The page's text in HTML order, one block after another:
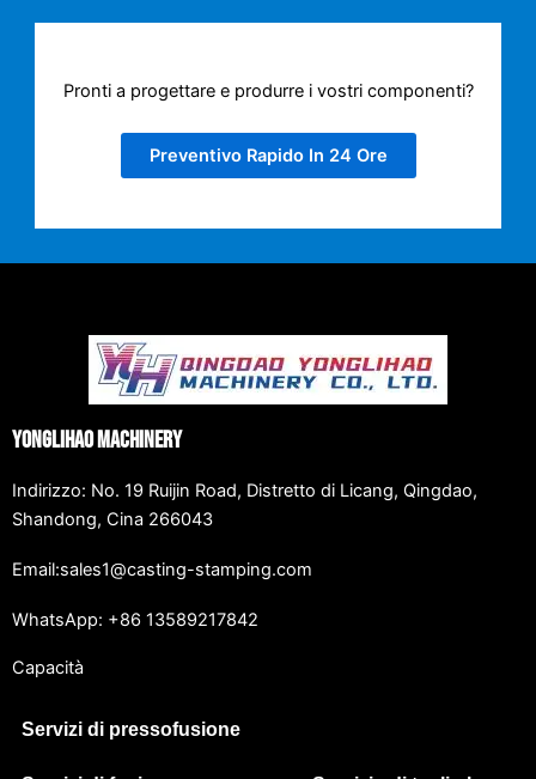
Pronti a progettare e produrre i vostri componenti?
Preventivo Rapido In 24 Ore
Yonglihao Machinery
Indirizzo: No. 19 Ruijin Road, Distretto di Licang, Qingdao,
Shandong, Cina 266043
Email:sales1@casting-stamping.com
WhatsApp: +86 13589217842
Capacità
Servizi di pressofusione